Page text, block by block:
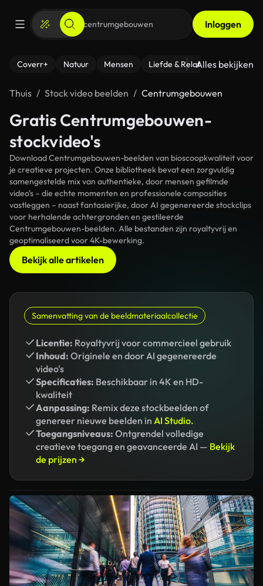
Inloggen
Coverr+ Natuur Mensen Liefde & Relaties - Fitness
Alles bekijken
Thuis Stock video beelden Centrumgebouwen
Gratis Centrumgebouwen-
stockvideo's
Download Centrumgebouwen-beelden van bioscoopkwaliteit voor
je creatieve projecten. Onze bibliotheek bevat een zorgvuldig
samengestelde mix van authentieke, door mensen gefilmde
video's – die echte momenten en professionele composities
vastleggen – naast fantasierijke, door AI gegenereerde stockclips
voor herhalende achtergronden en gestileerde
Centrumgebouwen-beelden. Alle bestanden zijn royaltyvrij en
geoptimaliseerd voor 4K-bewerking.
Bekijk alle artikelen
Samenvatting van de beeldmateriaalcollectie
Licentie: Royaltyvrij voor commercieel gebruik
Inhoud: Originele en door AI gegenereerde
video's
Specificaties: Beschikbaar in 4K en HD-
kwaliteit
Aanpassing: Remix deze stockbeelden of
genereer nieuwe beelden in AI Studio.
Toegangsniveaus: Ontgrendel volledige
creatieve toegang en geavanceerde AI — Bekijk
de prijzen →